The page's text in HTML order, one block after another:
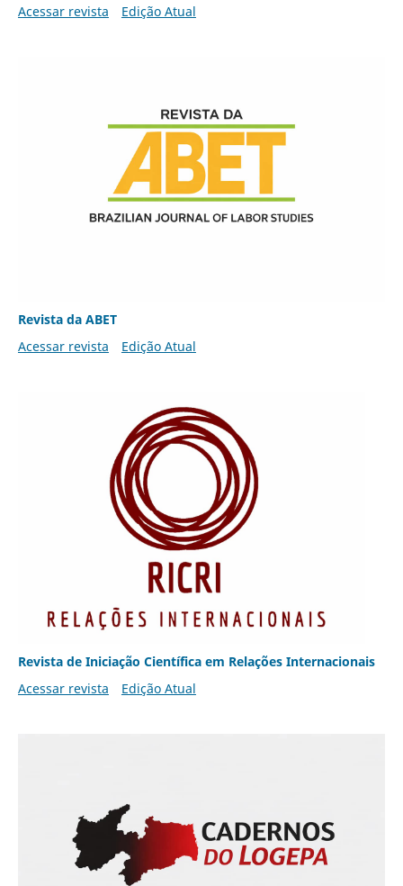
Acessar revista Edição Atual
Revista da ABET
Acessar revista
Edição Atual
Revista de Iniciação Científica em Relações Internacionais
Acessar revista
Edição Atual